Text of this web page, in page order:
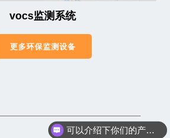
vocs监测系统
更多环保监测设备
可以介绍下你们的产品么